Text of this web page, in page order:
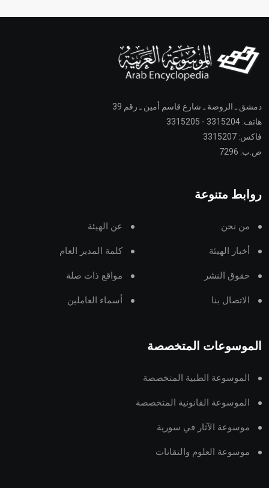
دمشق ـ الروضة ـ شارع قاسم أمين ـ رقم 39
هاتف: 3315204 - 3315205
فاكس: 3315207
ص.ب: 7296
روابط متنوعة
من نحن عن الهيئة
أخبار الهيئة كلمة المدير العام
حقوق النشر مواقع ذات صلة
الاتصال بنا أسماء العاملين
الموسوعات المتخصصة
الموسوعة الطبية المتخصصة
الموسوعة القانونية المتخصصة
موسوعة الآثار في سورية
موسوعة العلوم والتقانات